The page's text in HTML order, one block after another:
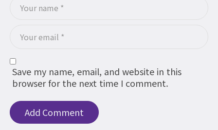
Save my name, email, and website in this
browser for the next time I comment.